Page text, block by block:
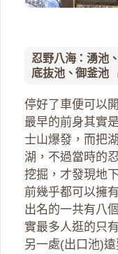
忍野八海：湧池
底抜池、御釜池
停好了車便可以
最早的前身其實
士山爆發，而把
湖，不過當時的
挖掘，才發現地
前幾乎都可以擁
出名的一共有八
實最多人逛的只
另一處(出口池)